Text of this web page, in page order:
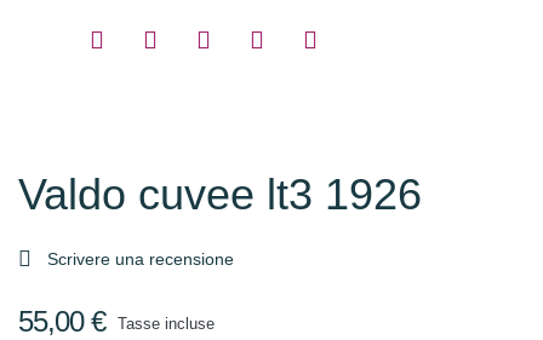
Valdo cuvee lt3 1926
 Scrivere una recensione
55,00 € Tasse incluse